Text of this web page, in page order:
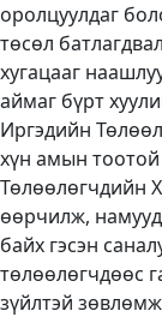
оролцуулдаг
төсөл
хугацааг
аймаг бүрт
Иргэдийн
хүн амын
Төлөөлөгчдийн
өөрчилж,
байх гэсэн
төлөөлөгчдөөс
зүйлтэй